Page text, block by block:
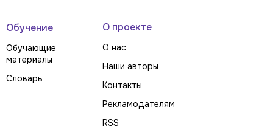
Обучение
Обучающие
материалы
Словарь
О проекте
О нас
Наши авторы
Контакты
Рекламодателям
RSS